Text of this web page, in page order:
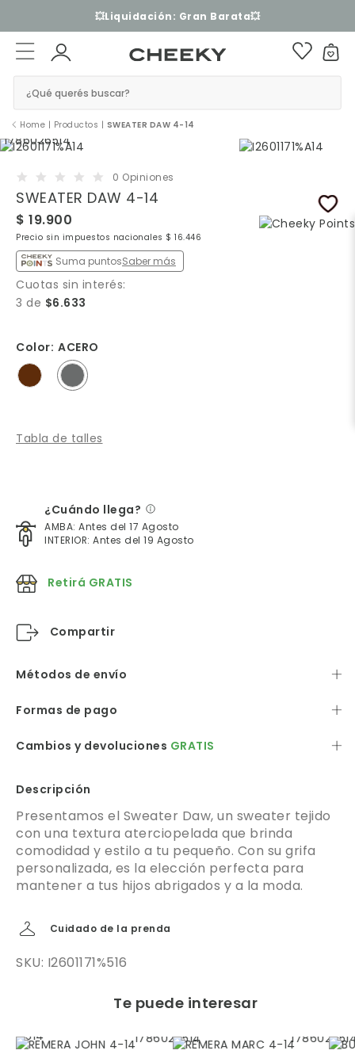
3 cuotas sin interés​ ​
¿Qué querés buscar?
Home | Productos | SWEATER DAW 4-14
0 Opiniones
SWEATER DAW 4-14
$ 19.900
Precio sin impuestos nacionales $ 16.446
Suma puntosSaber más
Cuotas sin interés:
3 de $6.633
Color: ACERO
Tabla de talles
¿Cuándo llega?
AMBA: Antes del 17 Agosto
INTERIOR: Antes del 19 Agosto
Retirá GRATIS
Compartir
Métodos de envío
Formas de pago
Cambios y devoluciones GRATIS
Descripción
Presentamos el Sweater Daw, un sweater tejido
con una textura aterciopelada que brinda
comodidad y estilo a tu pequeño. Con su grifa
personalizada, es la elección perfecta para
mantener a tus hijos abrigados y a la moda.
Cuidado de la prenda
SKU: I2601171%516
Te puede interesar